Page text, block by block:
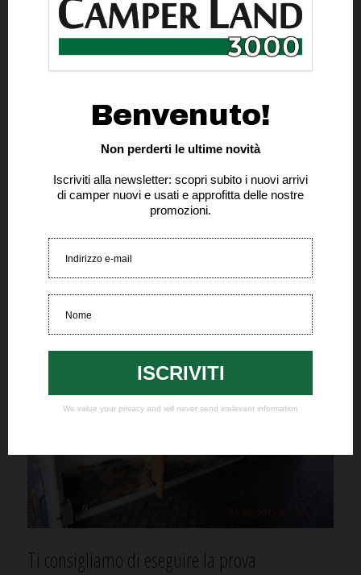
COME AVVIENE LA RIPARAZIONE?La
riparazione avviene con la rimozione del legno
"marcio", la ricostruzione della parte rimossa
e la ricopertura. Per le infiltrazioni a stadio
avanzato può essere necessaria la sostituzione
della parete o del tetto!
Per un preventivo scrivi a :
assistenza@camperland3000.com
Ti consigliamo di eseguire la prova